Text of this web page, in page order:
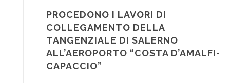
PROCEDONO I LAVORI DI
COLLEGAMENTO DELLA
TANGENZIALE DI SALERNO
ALL’AEROPORTO “COSTA D’AMALFI-
CAPACCIO”